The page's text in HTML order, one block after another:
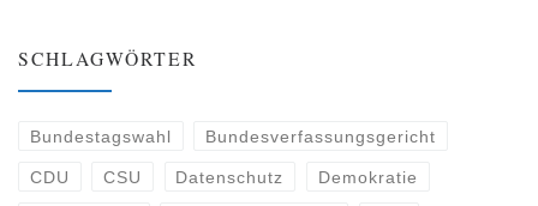
SCHLAGWÖRTER
Bundestagswahl Bundesverfassungsgericht
CDU CSU Datenschutz Demokratie